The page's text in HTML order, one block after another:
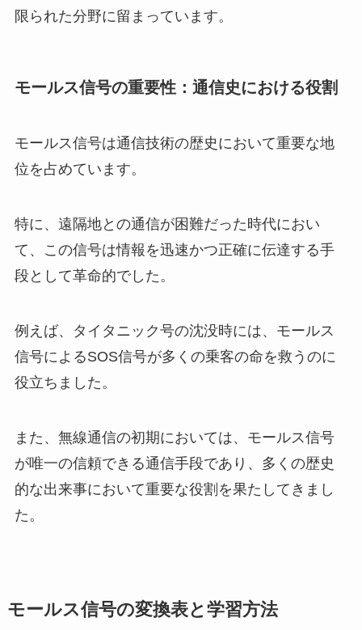
限られた分野に留まっています。
モールス信号の重要性：通信史における役割
モールス信号は通信技術の歴史において重要な地
位を占めています。
特に、遠隔地との通信が困難だった時代におい
て、この信号は情報を迅速かつ正確に伝達する手
段として革命的でした。
例えば、タイタニック号の沈没時には、モールス
信号によるSOS信号が多くの乗客の命を救うのに
役立ちました。
また、無線通信の初期においては、モールス信号
が唯一の信頼できる通信手段であり、多くの歴史
的な出来事において重要な役割を果たしてきまし
た。
モールス信号の変換表と学習方法